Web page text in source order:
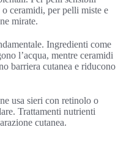
ceramidi, per pelli miste e
mirate.
Ingredienti come
l’acqua, mentre ceramidi
barriera cutanea e riducono
usa sieri con retinolo o
Trattamenti nutrienti
cutanea.